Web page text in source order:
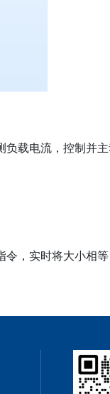
载电流，控制并
，实时将大小相